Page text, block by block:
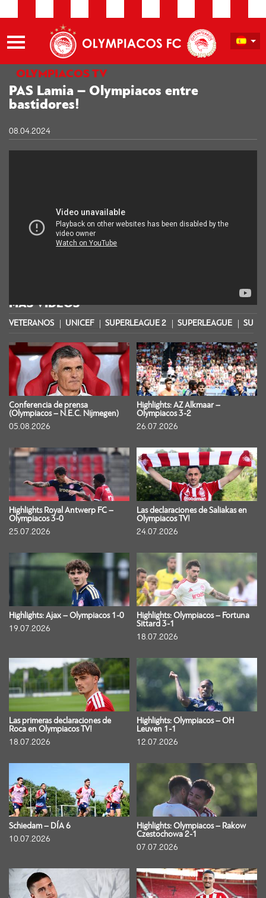
OLYMPIACOS TV
PAS Lamia – Olympiacos entre
bastidores!
08.04.2024
MÁS VIDEOS
VETERANOS UNICEF SUPERLEAGUE 2 SUPERLEAGUE
Conferencia de prensa
(Olympiacos – N.E.C. Nijmegen)
05.08.2026
Highlights: AZ Alkmaar –
Olympiacos 3-2
26.07.2026
Highlights Royal Antwerp FC –
Olympiacos 3-0
25.07.2026
Las declaraciones de Saliakas en
Olympiacos TV!
24.07.2026
Highlights: Ajax – Olympiacos 1-0
19.07.2026
Highlights: Olympiacos – Fortuna
Sittard 3-1
18.07.2026
Las primeras declaraciones de
Roca en Olympiacos TV!
18.07.2026
Highlights: Olympiacos – OH
Leuven 1-1
12.07.2026
Schiedam – DÍA 6
10.07.2026
Highlights: Olympiacos – Rakow
Czestochowa 2-1
07.07.2026